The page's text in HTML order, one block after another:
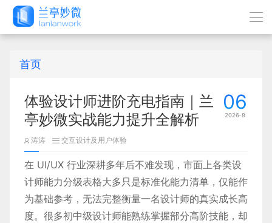
首页
06
2026-8
体验设计师进阶充电指南｜兰
亭妙微实战能力提升全解析
涛涛 交互设计及用户体验
在 UI/UX 行业深耕多年后不难发现，市面上各类设
计师能力分级表格大多只是标准化能力清单，仅能作
为基础参考，无法完整衡量一名设计师的真实成长高
度。很多初中级设计师能熟练掌握部分高阶技能，却